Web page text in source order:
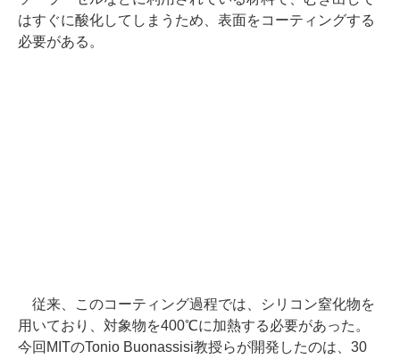
はすぐに酸化してしまうため、表面をコーティングする
必要がある。
従来、このコーティング過程では、シリコン窒化物を
用いており、対象物を400℃に加熱する必要があった。
今回MITのTonio Buonassisi教授らが開発したのは、30